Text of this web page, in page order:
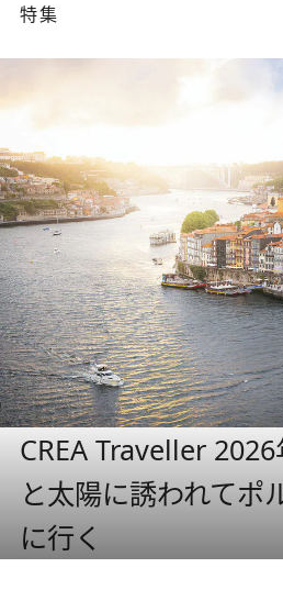
特集
CREA Traveller
と太陽に誘われてポ
に行く